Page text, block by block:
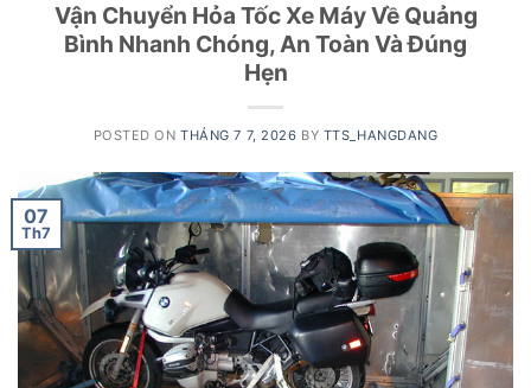
Vận Chuyển Hỏa Tốc Xe Máy Về Quảng
Bình Nhanh Chóng, An Toàn Và Đúng
Hẹn
POSTED ONTHÁNG 7 7, 2026 BY TTS_HANGDANG
07
Th7